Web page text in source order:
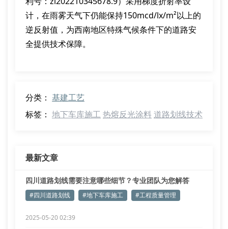
计，在雨雾天气下仍能保持150mcd/lx/m²以上的
逆反射值，为西南地区特殊气候条件下的道路安
全提供技术保障。
分类： 基建工艺
标签： 地下车库施工 热熔反光涂料 道路划线技术
最新文章
四川道路划线需要注意哪些细节？专业团队为您解答
#四川道路划线 #地下车库施工 #工程质量管理
2025-05-20 02:39